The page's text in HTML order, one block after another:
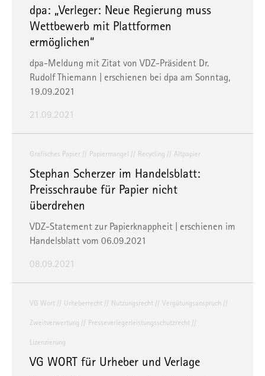
dpa: „Verleger: Neue Regierung muss
Wettbewerb mit Plattformen
ermöglichen“
dpa-Meldung mit Zitat von VDZ-Präsident Dr.
Rudolf Thiemann | erschienen bei dpa am Sonntag,
19.09.2021
21.09.2021
Grafisches Papier Papiermangel Recycling Altpapier
Stephan Scherzer im Handelsblatt:
Preisschraube für Papier nicht
überdrehen
VDZ-Statement zur Papierknappheit | erschienen im
Handelsblatt vom 06.09.2021
08.09.2021
VG Wort Urheberrecht Nutzungsrecht Vergütungsanspruch
Zweitverwertung Presseverlegerleistungsschutzrecht
Lizenzierung
VG WORT für Urheber und Verlage